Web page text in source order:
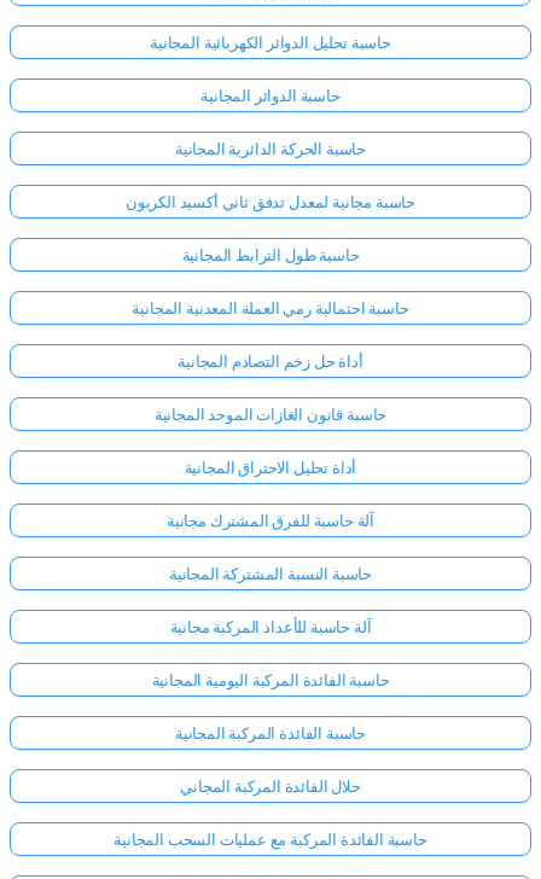
حاسبة تحليل الدوائر الكهربائية المجانية
حاسبة الدوائر المجانية
حاسبة الحركة الدائرية المجانية
حاسبة مجانية لمعدل تدفق ثاني أكسيد الكربون
حاسبة طول الترابط المجانية
حاسبة احتمالية رمي العملة المعدنية المجانية
أداة حل زخم التصادم المجانية
حاسبة قانون الغازات الموحد المجانية
أداة تحليل الاحتراق المجانية
آلة حاسبة للفرق المشترك مجانية
حاسبة النسبة المشتركة المجانية
آلة حاسبة للأعداد المركبة مجانية
حاسبة الفائدة المركبة اليومية المجانية
حاسبة الفائدة المركبة المجانية
حلال الفائدة المركبة المجاني
حاسبة الفائدة المركبة مع عمليات السحب المجانية